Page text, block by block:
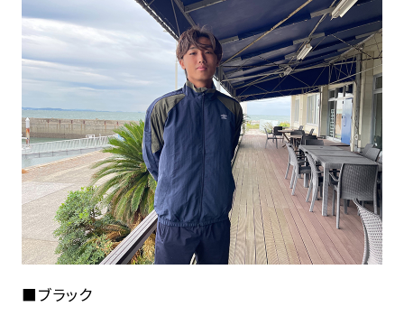
■ブラック